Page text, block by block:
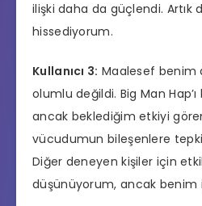
ilişki daha da güçlendi. Artık
hissediyorum.
Kullanıcı 3: Maalesef benim
olumlu değildi. Big Man
ancak beklediğim etkiyi
vücudumun bileşenlere
Diğer deneyen kişiler için
düşünüyorum, ancak benim